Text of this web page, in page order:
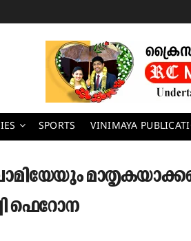
SPORTS VINIMAYA
ഫെറോന